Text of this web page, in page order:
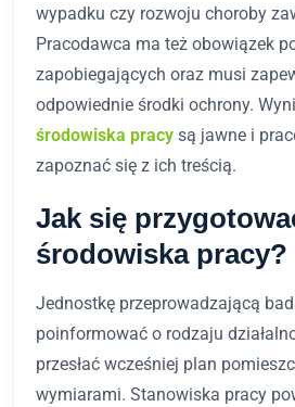
wypadku czy rozwoju choroby
Pracodawca ma też obowiązek
zapobiegających oraz musi
odpowiednie środki ochrony.
środowiska pracy są jawne i
zapoznać się z ich treścią.
Jak się
środowiska pracy?
Jednostkę przeprowadzającą
poinformować o rodzaju
przesłać wcześniej plan
wymiarami. Stanowiska pracy